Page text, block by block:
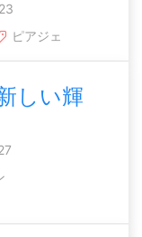
ピアジェ
しい輝